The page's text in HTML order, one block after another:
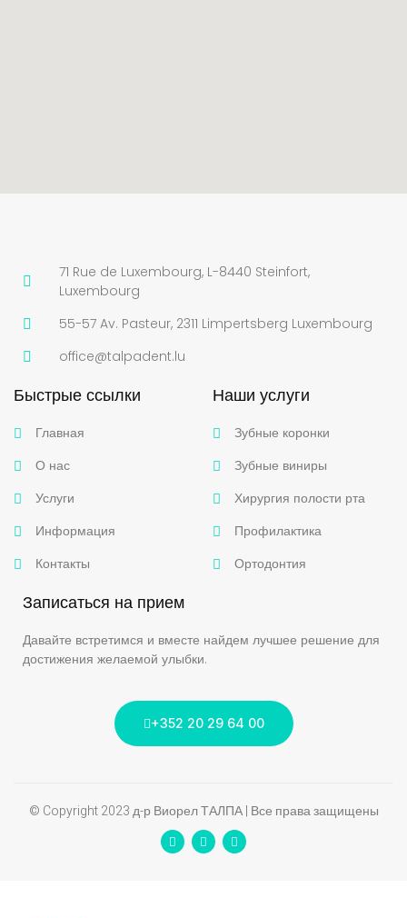
71 Rue de Luxembourg, L-8440 Steinfort,
Luxembourg
55-57 Av. Pasteur, 2311 Limpertsberg Luxembourg
office@talpadent.lu
Быстрые ссылки
Главная
О нас
Услуги
Информация
Контакты
Наши услуги
Зубные коронки
Зубные виниры
Хирургия полости рта
Профилактика
Ортодонтия
Записаться на прием
Давайте встретимся и вместе найдем лучшее решение для
достижения желаемой улыбки.
+352 20 29 64 00
© Copyright 2023 д-р Виорел ТАЛПА | Все права защищены